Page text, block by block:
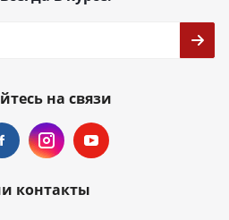
на связи
контакты